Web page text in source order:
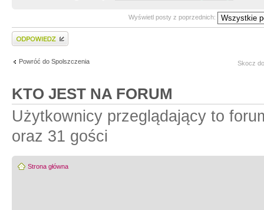
Wyświetl posty z poprzednich:
Wyślij odpowiedź
Powróć do Spolszczenia Skocz
KTO JEST NA FORUM
Użytkownicy przeglądający to
oraz 31 gości
Strona główna